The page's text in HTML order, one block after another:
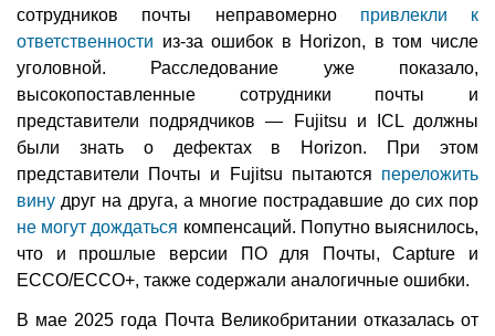
сотрудников почты неправомерно привлекли к
ответственности из-за ошибок в Horizon, в том числе
уголовной. Расследование уже показало,
высокопоставленные сотрудники почты и
представители подрядчиков — Fujitsu и ICL должны
были знать о дефектах в Horizon. При этом
представители Почты и Fujitsu пытаются переложить
вину друг на друга, а многие пострадавшие до сих пор
не могут дождаться компенсаций. Попутно выяснилось,
что и прошлые версии ПО для Почты, Capture и
ECCO/ECCO+, также содержали аналогичные ошибки.
В мае 2025 года Почта Великобритании отказалась от